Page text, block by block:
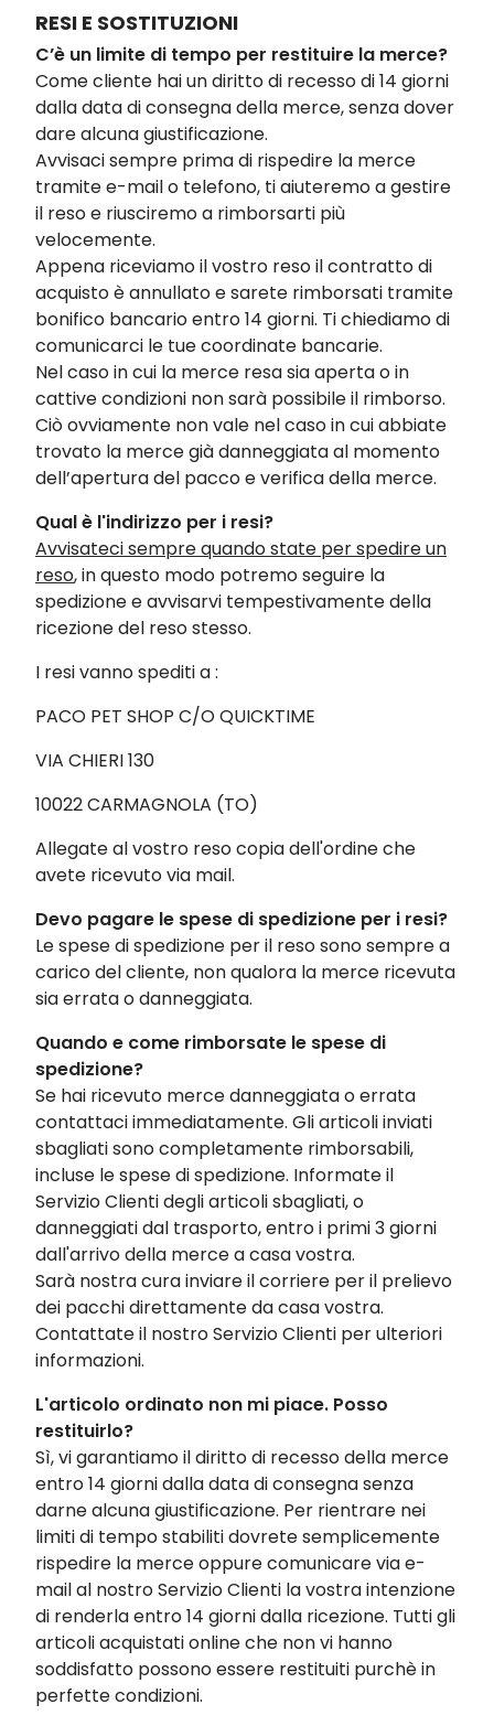
RESI E SOSTITUZIONI
C’è un limite di tempo per restituire la merce?
Come cliente hai un diritto di recesso di 14 giorni
dalla data di consegna della merce, senza dover
dare alcuna giustificazione.
Avvisaci sempre prima di rispedire la merce
tramite e-mail o telefono, ti aiuteremo a gestire
il reso e riusciremo a rimborsarti più
velocemente.
Appena riceviamo il vostro reso il contratto di
acquisto è annullato e sarete rimborsati tramite
bonifico bancario entro 14 giorni. Ti chiediamo di
comunicarci le tue coordinate bancarie.
Nel caso in cui la merce resa sia aperta o in
cattive condizioni non sarà possibile il rimborso.
Ciò ovviamente non vale nel caso in cui abbiate
trovato la merce già danneggiata al momento
dell’apertura del pacco e verifica della merce.
Qual è l'indirizzo per i resi?
Avvisateci sempre quando state per spedire un
reso, in questo modo potremo seguire la
spedizione e avvisarvi tempestivamente della
ricezione del reso stesso.
I resi vanno spediti a :
PACO PET SHOP C/O QUICKTIME
VIA CHIERI 130
10022 CARMAGNOLA (TO)
Allegate al vostro reso copia dell'ordine che
avete ricevuto via mail.
Devo pagare le spese di spedizione per i resi?
Le spese di spedizione per il reso sono sempre a
carico del cliente, non qualora la merce ricevuta
sia errata o danneggiata.
Quando e come rimborsate le spese di
spedizione?
Se hai ricevuto merce danneggiata o errata
contattaci immediatamente. Gli articoli inviati
sbagliati sono completamente rimborsabili,
incluse le spese di spedizione. Informate il
Servizio Clienti degli articoli sbagliati, o
danneggiati dal trasporto, entro i primi 3 giorni
dall'arrivo della merce a casa vostra.
Sarà nostra cura inviare il corriere per il prelievo
dei pacchi direttamente da casa vostra.
Contattate il nostro Servizio Clienti per ulteriori
informazioni.
L'articolo ordinato non mi piace. Posso
restituirlo?
Sì, vi garantiamo il diritto di recesso della merce
entro 14 giorni dalla data di consegna senza
darne alcuna giustificazione. Per rientrare nei
limiti di tempo stabiliti dovrete semplicemente
rispedire la merce oppure comunicare via e-
mail al nostro Servizio Clienti la vostra intenzione
di renderla entro 14 giorni dalla ricezione. Tutti gli
articoli acquistati online che non vi hanno
soddisfatto possono essere restituiti purchè in
perfette condizioni.